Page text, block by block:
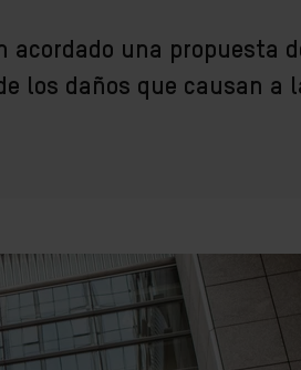
acordado una propuesta
los daños que causan a